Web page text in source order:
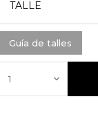
TALLE
Guía de talles
1